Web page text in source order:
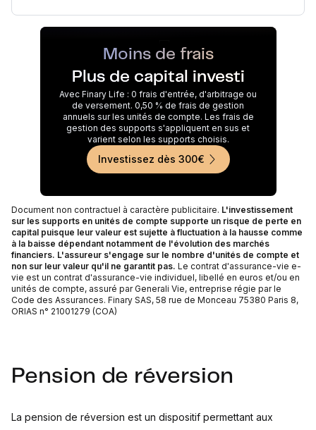
Moins de frais
Plus de capital investi
Avec Finary Life : 0 frais d'entrée, d'arbitrage ou
de versement. 0,50 % de frais de gestion
annuels sur les unités de compte. Les frais de
gestion des supports s'appliquent en sus et
varient selon les supports choisis.
Investissez dès 300€
Document non contractuel à caractère publicitaire. L'investissement
sur les supports en unités de compte supporte un risque de perte en
capital puisque leur valeur est sujette à fluctuation à la hausse comme
à la baisse dépendant notamment de l'évolution des marchés
financiers. L'assureur s'engage sur le nombre d'unités de compte et
non sur leur valeur qu'il ne garantit pas. Le contrat d'assurance-vie e-
vie est un contrat d'assurance-vie individuel, libellé en euros et/ou en
unités de compte, assuré par Generali Vie, entreprise régie par le
Code des Assurances. Finary SAS, 58 rue de Monceau 75380 Paris 8,
ORIAS n° 21001279 (COA)
Pension de réversion
La pension de réversion est un dispositif permettant aux